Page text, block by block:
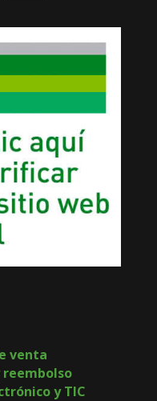
venta
reembolso
y TIC